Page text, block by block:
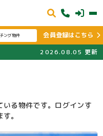
ング物件
会員登録はこちら
2026.08.05 更新
いる物件です。ログインす
。